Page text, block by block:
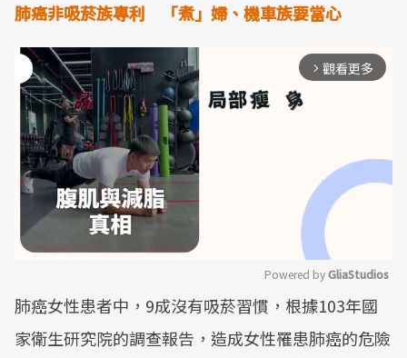
肺癌非吸菸族專利 「煮」婦、機車族要當心
arrow_forward_ios 觀看更多
Mute
Powered by GliaStudios
肺癌女性患者中，9成沒有吸菸習慣，根據103年國
家衛生研究院的調查報告，造成女性罹患肺癌的危險